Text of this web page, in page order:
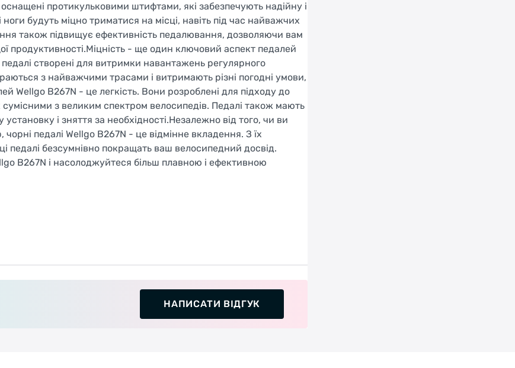
протикульковими штифтами, які забезпечують надійну і
будуть міцно триматися на місці, навіть під час найважчих
також підвищує ефективність педалювання, дозволяючи вам
продуктивності.Міцність - ще один ключовий аспект педалей
педалі створені для витримки навантажень регулярного
з найважчими трасами і витримають різні погодні умови,
Wellgo B267N - це легкість. Вони розроблені для підходу до
з великим спектром велосипедів. Педалі також мають
і зняття за необхідності.Незалежно від того, чи ви
педалі Wellgo B267N - це відмінне вкладення. З їх
педалі безсумнівно покращать ваш велосипедний досвід.
B267N і насолоджуйтеся більш плавною і ефективною
НАПИСАТИ ВІДГУК